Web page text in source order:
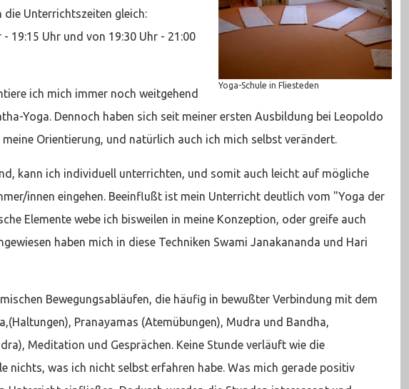
Yoga-Schule in Fliesteden
Unterrichtszeiten gleich:
19:15 Uhr und von 19:30 Uhr - 21:00
ich mich immer noch weitgehend
Yoga. Dennoch haben sich seit meiner ersten Ausbildung bei Leopoldo
meine Orientierung, und natürlich auch ich mich selbst verändert.
kann ich individuell unterrichten, und somit auch leicht auf mögliche
innen eingehen. Beeinflußt ist mein Unterricht deutlich vom "Yoga der
Elemente webe ich bisweilen in meine Konzeption, oder greife auch
haben mich in diese Techniken Swami Janakananda und Hari
Bewegungsabläufen, die häufig in bewußter Verbindung mit dem
Pranayamas (Atemübungen), Mudra und Bandha,
Meditation und Gesprächen. Keine Stunde verläuft wie die
nichts, was ich nicht selbst erfahren habe. Was mich gerade positiv